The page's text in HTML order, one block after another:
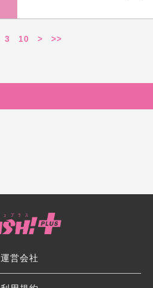
3 10 > >>
運営会社